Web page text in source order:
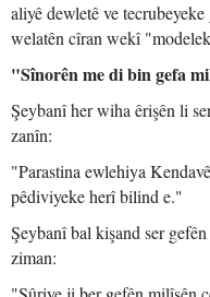
aliyê dewletê ve
welatên cîran wekî
"Sînorên me di bin gefa
Şeybanî her wiha êrişên li
zanîn:
"Parastina ewlehiya
pêdiviyeke herî bilind e."
Şeybanî bal kişand ser
ziman: